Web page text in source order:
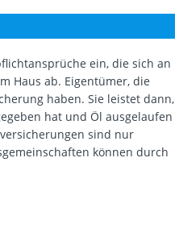
ein, die sich an
Haus ab. Eigentümer, die
haben. Sie leistet dann,
hat und Öl ausgelaufen
sind nur
können durch